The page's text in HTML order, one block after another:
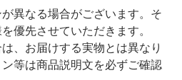
異なる場合がございます。そ
優先させていただきます。
、お届けする実物とは異なり
等は商品説明文を必ずご確認